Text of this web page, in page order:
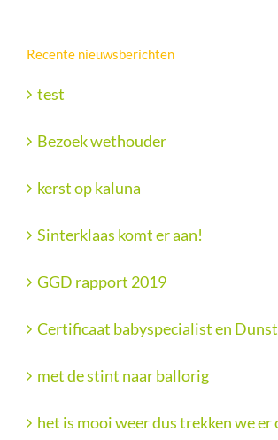
Recente nieuwsberichten
test
Bezoek wethouder
kerst op kaluna
Sinterklaas komt er aan!
GGD rapport 2019
Certificaat babyspecialist en
met de stint naar ballorig
het is mooi weer dus trekken we er